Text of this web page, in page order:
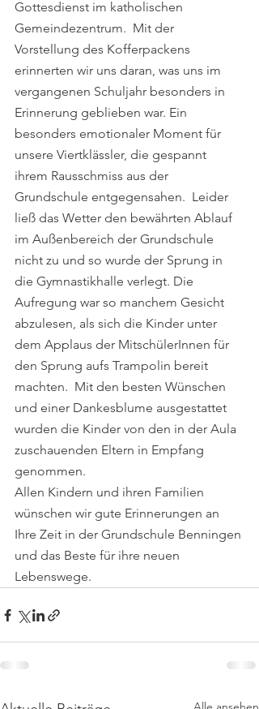
Gottesdienst im katholischen
Gemeindezentrum.  Mit der
Vorstellung des Kofferpackens
erinnerten wir uns daran, was uns im
vergangenen Schuljahr besonders in
Erinnerung geblieben war. Ein
besonders emotionaler Moment für
unsere Viertklässler, die gespannt
ihrem Rausschmiss aus der
Grundschule entgegensahen.  Leider
ließ das Wetter den bewährten Ablauf
im Außenbereich der Grundschule
nicht zu und so wurde der Sprung in
die Gymnastikhalle verlegt. Die
Aufregung war so manchem Gesicht
abzulesen, als sich die Kinder unter
dem Applaus der MitschülerInnen für
den Sprung aufs Trampolin bereit
machten.  Mit den besten Wünschen
und einer Dankesblume ausgestattet
wurden die Kinder von den in der Aula
zuschauenden Eltern in Empfang
genommen.
Allen Kindern und ihren Familien
wünschen wir gute Erinnerungen an
Ihre Zeit in der Grundschule Benningen
und das Beste für ihre neuen
Lebenswege.